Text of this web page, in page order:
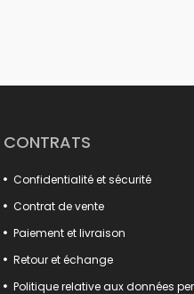
maximales dans de nombreux
type crochet, aux corps moulés
De plus, nos fixations de
verrouillage de capot, s'intègrent
pratiques à loquet et les broyeurs
Tout ce que vous cherchez pour
CONTRATS
Confidentialité et sécurité
Contrat de vente
Paiement et livraison
Retour et échange
Politique relative aux données